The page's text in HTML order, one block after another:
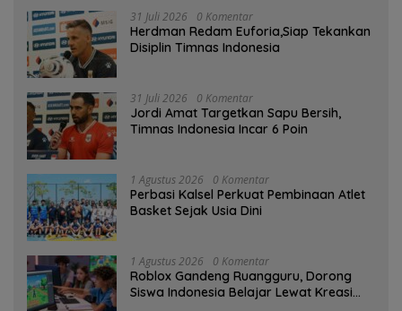
31 Juli 2026 0 Komentar
Herdman Redam Euforia,Siap Tekankan
Disiplin Timnas Indonesia
31 Juli 2026 0 Komentar
Jordi Amat Targetkan Sapu Bersih,
Timnas Indonesia Incar 6 Poin
1 Agustus 2026 0 Komentar
Perbasi Kalsel Perkuat Pembinaan Atlet
Basket Sejak Usia Dini
1 Agustus 2026 0 Komentar
Roblox Gandeng Ruangguru, Dorong
Siswa Indonesia Belajar Lewat Kreasi